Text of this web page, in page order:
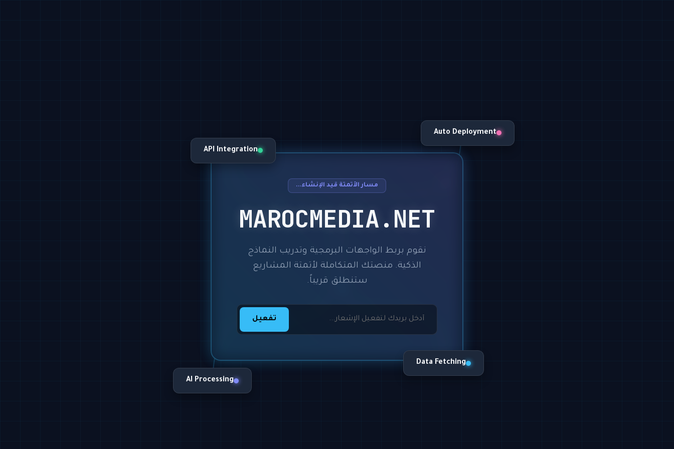
مسار الأتمتة قيد الإنشاء...
MAROCMEDIA.NET
نقوم بربط الواجهات البرمجية وتدريب النماذج
الذكية. منصتك المتكاملة لأتمتة المشاريع
ستنطلق قريباً.
تفعيل
Data Fetching
AI Processing
API Integration
Auto Deployment